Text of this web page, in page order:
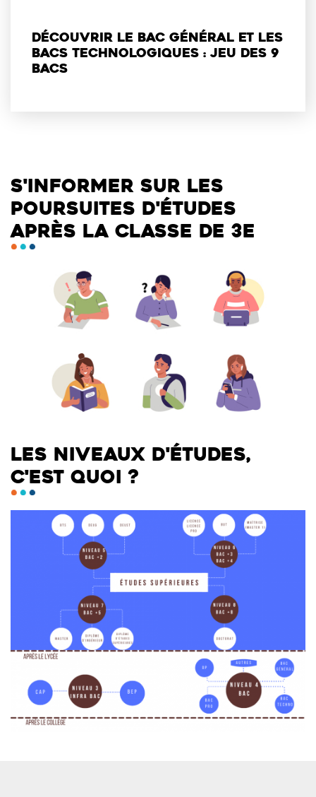
Découvrir le bac général et les
bacs technologiques : Jeu des 9
bacs
S'INFORMER SUR LES
POURSUITES D'ÉTUDES
APRÈS LA CLASSE DE 3E
LES NIVEAUX D'ÉTUDES,
C'EST QUOI ?